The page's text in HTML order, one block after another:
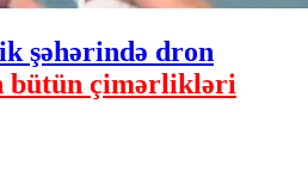
şəhərində dron
bütün çimərlikləri